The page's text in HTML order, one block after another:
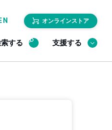
オンラインストア
する 支援する